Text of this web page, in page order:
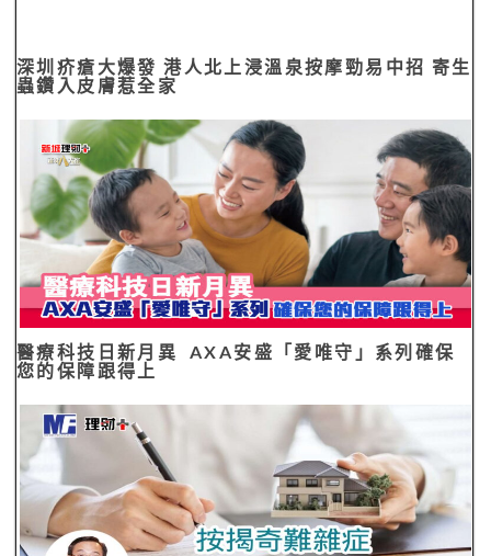
深圳疥瘡大爆發 港人北上浸溫泉按摩勁易中招 寄生
蟲鑽入皮膚惹全家
醫療科技日新月異 AXA安盛「愛唯守」系列確保
您的保障跟得上